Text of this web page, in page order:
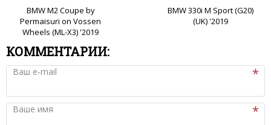
BMW M2 Coupe by
Permaisuri on Vossen
Wheels (ML-X3) '2019
BMW 330i M Sport (G20)
(UK) '2019
КОММЕНТАРИИ:
Ваш e-mail
Ваше имя